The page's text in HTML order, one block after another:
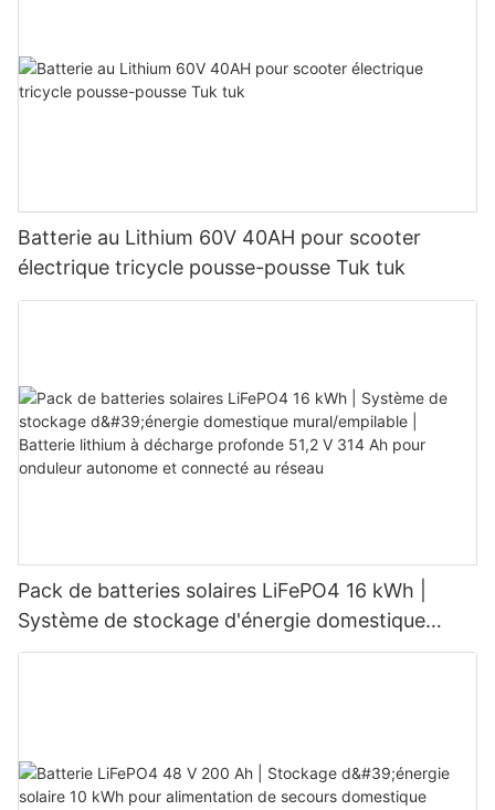
Batterie au Lithium 60V 40AH pour scooter
électrique tricycle pousse-pousse Tuk tuk
Pack de batteries solaires LiFePO4 16 kWh |
Système de stockage d'énergie domestique
mural/empilable | Batterie lithium à décharge